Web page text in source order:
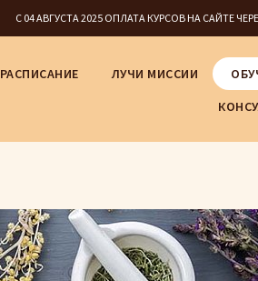
С 04 АВГУСТА 2025 ОПЛАТА КУРСОВ НА САЙТЕ
РАСПИСАНИЕ ЛУЧИ МИССИИ